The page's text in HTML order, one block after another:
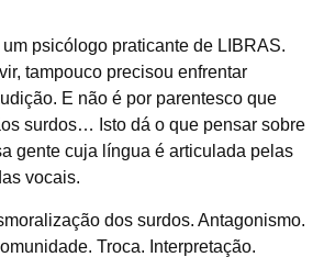
psicólogo praticante de LIBRAS.
tampouco precisou enfrentar
E não é por parentesco que
surdos… Isto dá o que pensar sobre
gente cuja língua é articulada pelas
vocais.
dos surdos. Antagonismo.
Troca. Interpretação.